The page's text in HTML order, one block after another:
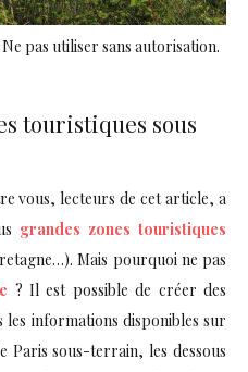
pas utiliser sans autorisation.
touristiques sous
vous, lecteurs de cet article, a
grandes zones touristiques
Mais pourquoi ne pas
? Il est possible de créer des
les informations disponibles sur
Paris sous-terrain, les dessous